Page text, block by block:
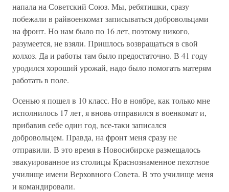
напала на Советский Союз. Мы, ребятишки, сразу
побежали в райвоенкомат записываться добровольцами
на фронт. Но нам было по 16 лет, поэтому никого,
разумеется, не взяли. Пришлось возвращаться в свой
колхоз. Да и работы там было предостаточно. В 41 году
уродился хороший урожай, надо было помогать матерям
работать в поле.
Осенью я пошел в 10 класс. Но в ноябре, как только мне
исполнилось 17 лет, я вновь отправился в военкомат и,
прибавив себе один год, все-таки записался
добровольцем. Правда, на фронт меня сразу не
отправили. В это время в Новосибирске размещалось
эвакуированное из столицы Краснознаменное пехотное
училище имени Верховного Совета. В это училище меня
и командировали.